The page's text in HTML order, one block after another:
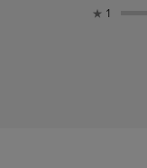
★ 1